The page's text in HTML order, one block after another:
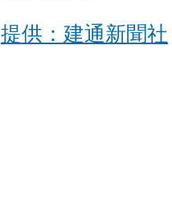
提供：建通新聞社